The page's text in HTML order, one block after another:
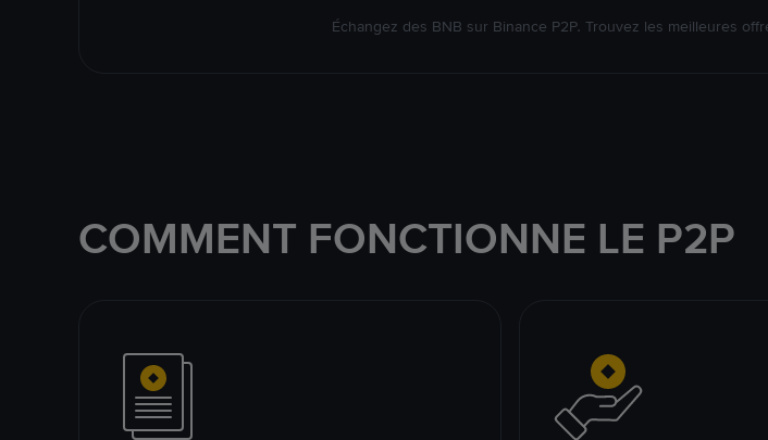
Échangez des BNB sur Binance P2P. Trouvez les meilleures
COMMENT FONCTIONNE LE P2P